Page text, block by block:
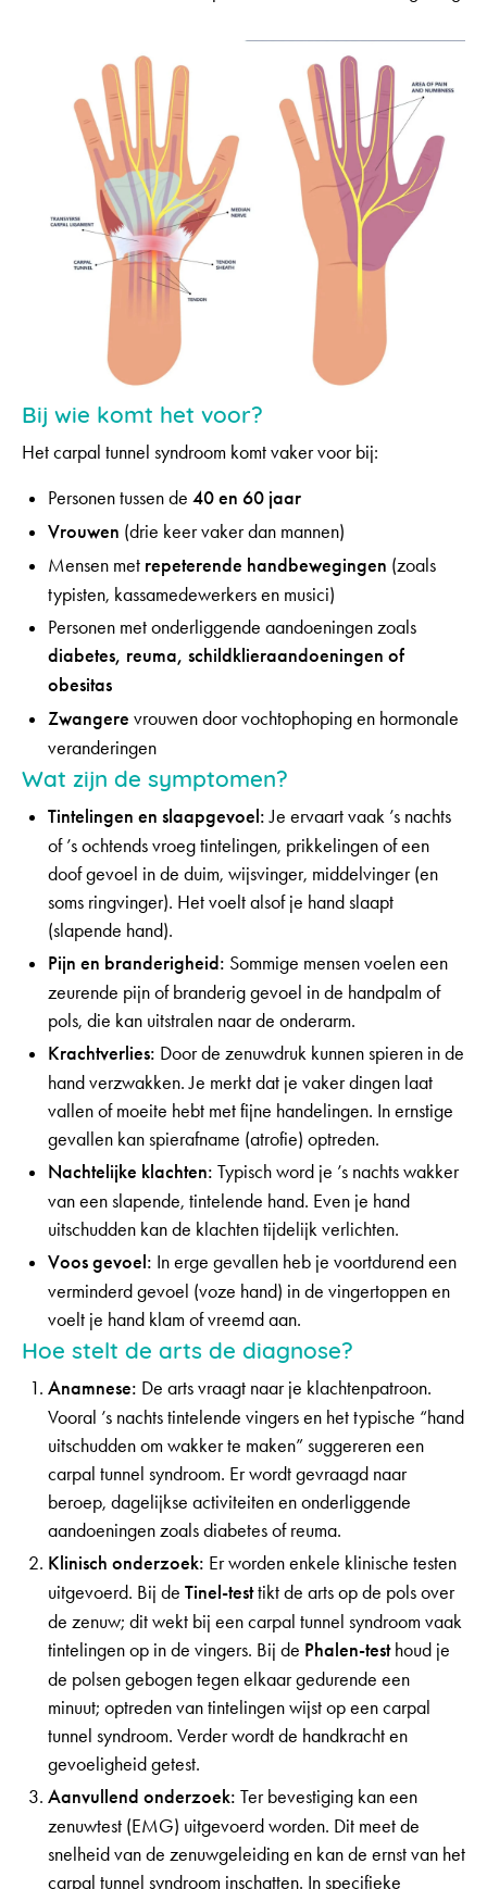
Bij wie komt het voor?
Het carpal tunnel syndroom komt vaker voor bij:
Personen tussen de 40 en 60 jaar
Vrouwen (drie keer vaker dan mannen)
Mensen met repeterende handbewegingen (zoals
typisten, kassamedewerkers en musici)
Personen met onderliggende aandoeningen zoals
diabetes, reuma, schildklieraandoeningen of
obesitas
Zwangere vrouwen door vochtophoping en hormonale
veranderingen
Wat zijn de symptomen?
Tintelingen en slaapgevoel: Je ervaart vaak ’s nachts
of ’s ochtends vroeg tintelingen, prikkelingen of een
doof gevoel in de duim, wijsvinger, middelvinger (en
soms ringvinger). Het voelt alsof je hand slaapt
(slapende hand).
Pijn en branderigheid: Sommige mensen voelen een
zeurende pijn of branderig gevoel in de handpalm of
pols, die kan uitstralen naar de onderarm.
Krachtverlies: Door de zenuwdruk kunnen spieren in de
hand verzwakken. Je merkt dat je vaker dingen laat
vallen of moeite hebt met fijne handelingen. In ernstige
gevallen kan spierafname (atrofie) optreden.
Nachtelijke klachten: Typisch word je ’s nachts wakker
van een slapende, tintelende hand. Even je hand
uitschudden kan de klachten tijdelijk verlichten.
Voos gevoel: In erge gevallen heb je voortdurend een
verminderd gevoel (voze hand) in de vingertoppen en
voelt je hand klam of vreemd aan.
Hoe stelt de arts de diagnose?
Anamnese: De arts vraagt naar je klachtenpatroon.
Vooral ’s nachts tintelende vingers en het typische “hand
uitschudden om wakker te maken” suggereren een
carpal tunnel syndroom. Er wordt gevraagd naar
beroep, dagelijkse activiteiten en onderliggende
aandoeningen zoals diabetes of reuma.
Klinisch onderzoek: Er worden enkele klinische testen
uitgevoerd. Bij de Tinel-testtikt de arts op de pols over
de zenuw; dit wekt bij een carpal tunnel syndroom vaak
tintelingen op in de vingers. Bij de Phalen-testhoud je
de polsen gebogen tegen elkaar gedurende een
minuut; optreden van tintelingen wijst op een carpal
tunnel syndroom. Verder wordt de handkracht en
gevoeligheid getest.
Aanvullend onderzoek: Ter bevestiging kan een
zenuwtest (EMG) uitgevoerd worden. Dit meet de
snelheid van de zenuwgeleiding en kan de ernst van het
carpal tunnel syndroom inschatten. In specifieke